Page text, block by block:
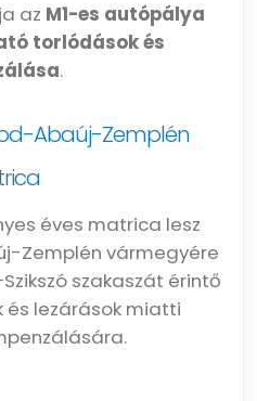
az M1-es autópálya
torlódások és
.
Abaúj-Zemplén
éves matrica lesz
Zemplén vármegyére
szakaszát érintő
és lezárások miatti